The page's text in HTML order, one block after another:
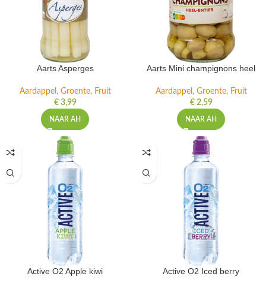
Aarts Asperges
Aardappel, Groente, Fruit
€3,99
NAAR AH
Aarts Mini champignons heel
Aardappel, Groente, Fruit
€2,59
NAAR AH
Active O2 Apple kiwi Active O2 Iced berry